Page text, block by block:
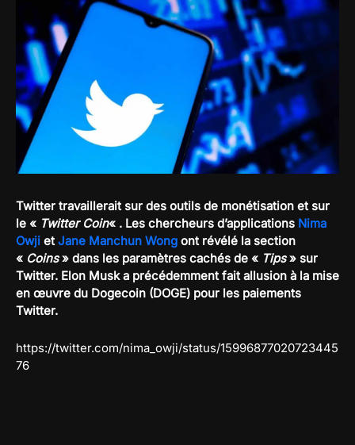
Twitter travaillerait sur des outils de monétisation et sur
le « Twitter Coin« . Les chercheurs d’applications Nima
Owji etJane Manchun Wong ont révélé la section
« Coins» dans les paramètres cachés de « Tips» sur
Twitter. Elon Musk a précédemment fait allusion à la mise
en œuvre du Dogecoin (DOGE) pour les paiements
Twitter.
https://twitter.com/nima_owji/status/15996877020723445
76